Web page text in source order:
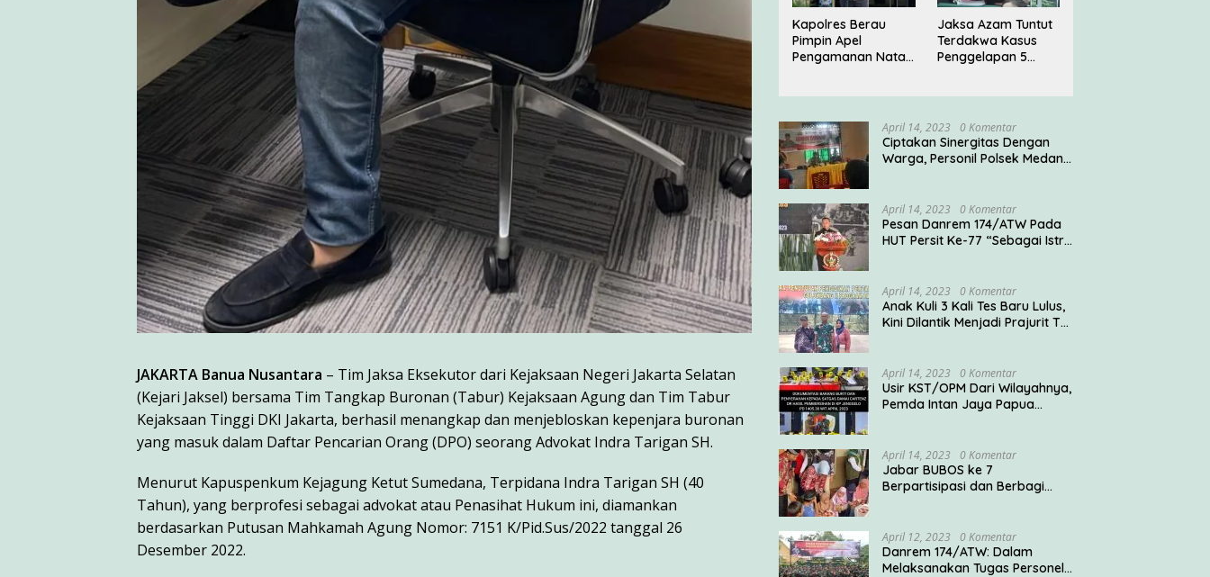
JAKARTA Banua Nusantara – Tim Jaksa Eksekutor dari Kejaksaan Negeri Jakarta Selatan
(Kejari Jaksel) bersama Tim Tangkap Buronan (Tabur) Kejaksaan Agung dan Tim Tabur
Kejaksaan Tinggi DKI Jakarta, berhasil menangkap dan menjebloskan kepenjara buronan
yang masuk dalam Daftar Pencarian Orang (DPO) seorang Advokat Indra Tarigan SH.
Menurut Kapuspenkum Kejagung Ketut Sumedana, Terpidana Indra Tarigan SH (40
Tahun), yang berprofesi sebagai advokat atau Penasihat Hukum ini, diamankan
berdasarkan Putusan Mahkamah Agung Nomor: 7151 K/Pid.Sus/2022 tanggal 26
Desember 2022.
Kapolres Berau
Pimpin Apel
Pengamanan Natal
Jaksa Azam Tuntut
Terdakwa Kasus
Penggelapan 5
April 14, 2023 0 Komentar
Ciptakan Sinergitas Dengan
Warga, Personil Polsek Medan
April 14, 2023 0 Komentar
Pesan Danrem 174/ATW Pada
HUT Persit Ke-77 “Sebagai Istri
Mengemban Peran Multi
Ganda”
April 14, 2023 0 Komentar
Anak Kuli 3 Kali Tes Baru Lulus,
Kini Dilantik Menjadi Prajurit TNI
April 14, 2023 0 Komentar
Usir KST/OPM Dari Wilayahnya,
Pemda Intan Jaya Papua
April 14, 2023 0 Komentar
Jabar BUBOS ke 7
Berpartisipasi dan Berbagi
April 12, 2023 0 Komentar
Danrem 174/ATW: Dalam
Melaksanakan Tugas Personel